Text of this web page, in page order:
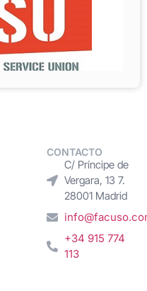
CONTACTO
C/ Príncipe de
Vergara, 13 7.
28001 Madrid
+34 915 774
113